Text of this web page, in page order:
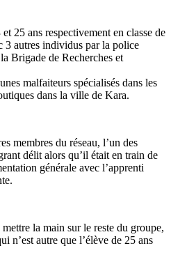
25 ans respectivement en classe de
3 autres individus par la police
Brigade de Recherches et
malfaiteurs spécialisés dans les
dans la ville de Kara.
membres du réseau, l’un des
délit alors qu’il était en train de
générale avec l’apprenti
la main sur le reste du groupe,
n’est autre que l’élève de 25 ans